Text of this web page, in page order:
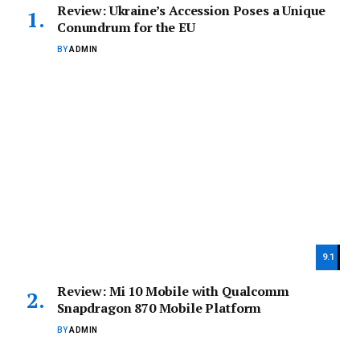
Review: Ukraine’s Accession Poses a Unique
Conundrum for the EU
BYADMIN
9.1
Review: Mi 10 Mobile with Qualcomm
Snapdragon 870 Mobile Platform
BYADMIN